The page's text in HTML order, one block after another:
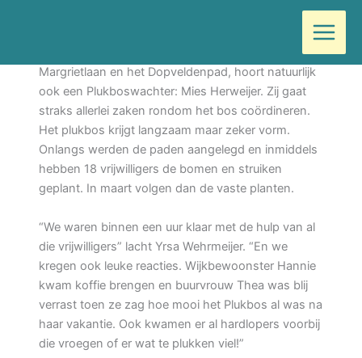
inhoudMargrietlaan en het Dopveldenpad, hoort natuurlijk
ook een Plukboswachter: Mies Herweijer. Zij gaat
straks allerlei zaken rondom het bos coördineren.
Het plukbos krijgt langzaam maar zeker vorm.
Onlangs werden de paden aangelegd en inmiddels
hebben 18 vrijwilligers de bomen en struiken
geplant. In maart volgen dan de vaste planten.
“We waren binnen een uur klaar met de hulp van al
die vrijwilligers” lacht Yrsa Wehrmeijer. “En we
kregen ook leuke reacties. Wijkbewoonster Hannie
kwam koffie brengen en buurvrouw Thea was blij
verrast toen ze zag hoe mooi het Plukbos al was na
haar vakantie. Ook kwamen er al hardlopers voorbij
die vroegen of er wat te plukken viel!”